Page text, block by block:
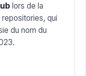
lors de la
qui
du nom du